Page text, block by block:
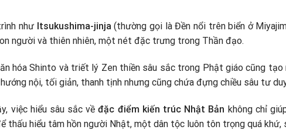
như Itsukushima-jinja(thường gọi là Đền nổi trên biển ở
người và thiên nhiên, một nét đặc trưng trong Thần đạo.
hóa Shinto và triết lý Zen thiền sâu sắc trong Phật giáo cũng
nội, tối giản, thanh tịnh nhưng cũng chứa đựng chiều sâu tư
việc hiểu sâu sắc vềđặc điểm kiến trúc Nhật Bản không chỉ
thấu hiểu tâm hồn người Nhật, một dân tộc luôn tôn trọng quá